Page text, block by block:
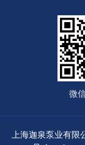
微
上海迦泉泵业有